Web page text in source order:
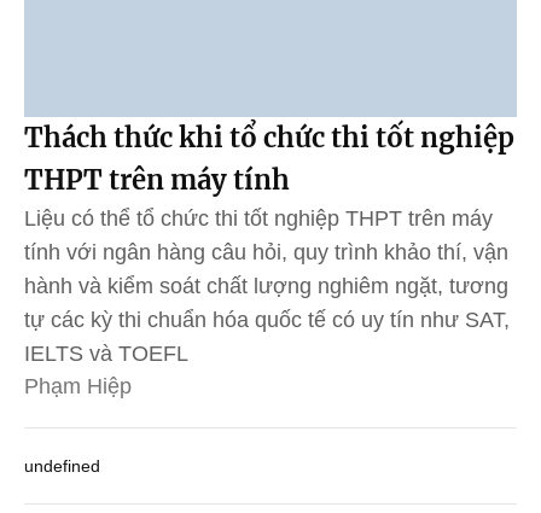
Thách thức khi tổ chức thi tốt nghiệp
THPT trên máy tính
Liệu có thể tổ chức thi tốt nghiệp THPT trên máy
tính với ngân hàng câu hỏi, quy trình khảo thí, vận
hành và kiểm soát chất lượng nghiêm ngặt, tương
tự các kỳ thi chuẩn hóa quốc tế có uy tín như SAT,
IELTS và TOEFL
Phạm Hiệp
undefined